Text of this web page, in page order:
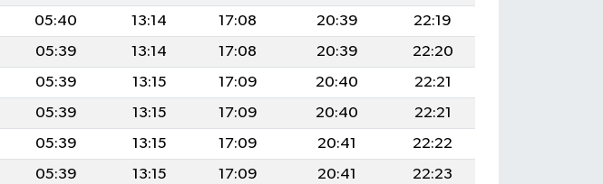
05:40 13:14 17:08 20:39
22:19
05:39 13:14 17:08 20:39
22:20
05:39 13:15 17:09 20:40
22:21
05:39 13:15 17:09 20:40
22:21
05:39 13:15 17:09 20:41
22:22
05:39 13:15 17:09 20:41
22:23